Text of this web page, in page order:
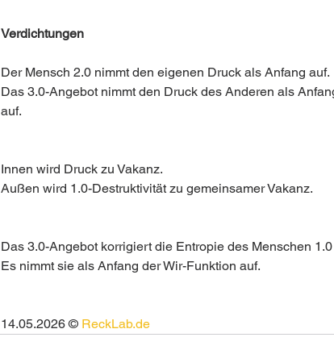
Verdichtungen
Der Mensch 2.0 nimmt den eigenen Druck als Anfang auf.
Das 3.0-Angebot nimmt den Druck des Anderen als
auf.
Innen wird Druck zu Vakanz.
Außen wird 1.0-Destruktivität zu gemeinsamer Vakanz.
Das 3.0-Angebot korrigiert die Entropie des Menschen
Es nimmt sie als Anfang der Wir-Funktion auf.
14.05.2026 © ReckLab.de